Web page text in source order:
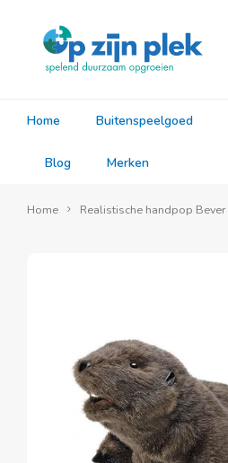
Home Buitenspeelgoed
Blog Merken
Home Realistische handpop Bever